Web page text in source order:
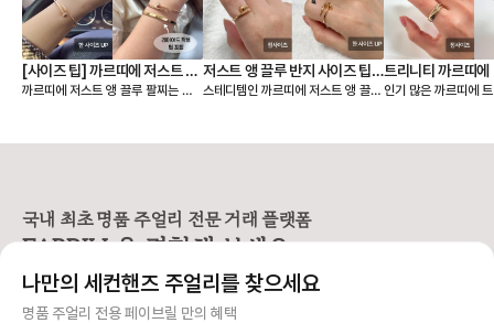
[사이즈 팁] 까르띠에 저스트 앵
끌루 팔찌, 여리여리 핏은 이렇
까르띠에 저스트 앵 끌루 팔찌는 얇
손목에 밀착되는 디자인이라, 사이즈
씬 쉬워져요. • 어떤 모델을 살 것인
지 (스몰 or 클래식) • 레이어드까지
❶ 스몰(sm) 모델 얇고 손목을 가볍
게 감싸서 여리여리한 느낌을 주는
디자인으로 너무 헐거우면 특유의 라
저스트 앵 끌루 반지 사이즈 팁,
착샷
스테디템인 까르띠에 저스트 앵 끌루
은 못을 굽혀 만든 형태가 특징이라
스테디셀러로 꾸준히 사랑받고 있어
요. [사이즈 선택 가이드] ❶ 한 사이
정사이즈로 착용하면 헤드 부분이 손
타이트하게 맞추면 못 머리 부분이
트리니티 까르띠에
팁, 착샷
인기 많은 까르띠에
우골드, 화이트골드,
맞물려 돌아가는 디
국내 최초 명품 주얼리 전문 거래 플랫폼
FABRILL을 경험해 보세요.
사기 걱정 없는 안전 결제
나만의 세컨핸즈 주얼리를 찾으세요
명품 주얼리 전용 페이브릴 만의 혜택